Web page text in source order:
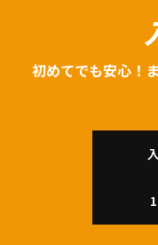
初めてでも安心！